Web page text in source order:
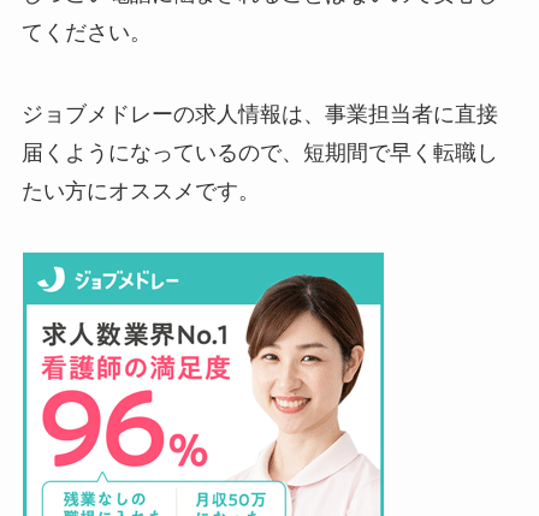
てください。
ジョブメドレーの求人情報は、事業担当者に直接
届くようになっているので、短期間で早く転職し
たい方にオススメです。